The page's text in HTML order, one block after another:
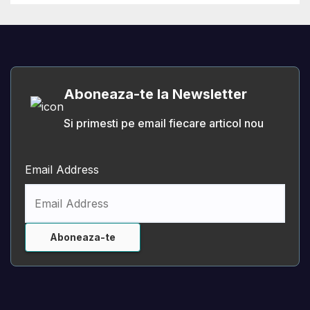
Aboneaza-te la Newsletter
Si primesti pe email fiecare articol nou
Email Address